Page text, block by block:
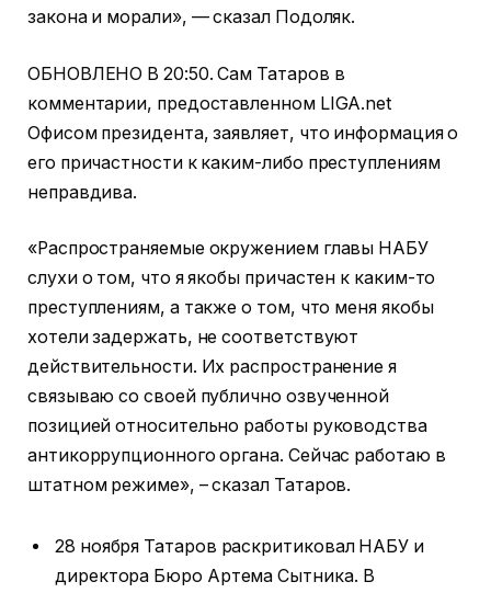
закона и морали», — сказал Подоляк.
ОБНОВЛЕНО В 20:50. Сам Татаров в
комментарии, предоставленном LIGA.net
Офисом президента, заявляет, что информация о
его причастности к каким-либо преступлениям
неправдива.
«Распространяемые окружением главы НАБУ
слухи о том, что я якобы причастен к каким-то
преступлениям, а также о том, что меня якобы
хотели задержать, не соответствуют
действительности. Их распространение я
связываю со своей публично озвученной
позицией относительно работы руководства
антикоррупционного органа. Сейчас работаю в
штатном режиме», – сказал Татаров.
28 ноября Татаров раскритиковал НАБУ и
директора Бюро Артема Сытника. В